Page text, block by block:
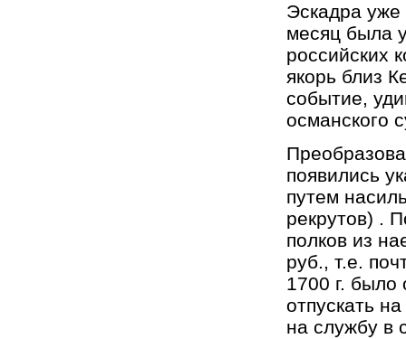
Эскадра
месяц была
российских
якорь близ
событие,
османского
появились
путем
рекрутов) .
полков из
руб., т.е.
1700 г. было
отпускать
на службу в